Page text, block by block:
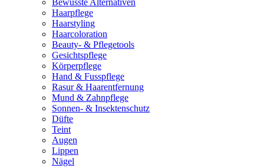
Bewusste Alternativen
Haarpflege
Haarstyling
Haarcoloration
Beauty- & Pflegetools
Gesichtspflege
Körperpflege
Hand & Fusspflege
Rasur & Haarentfernung
Mund & Zahnpflege
Sonnen- & Insektenschutz
Düfte
Teint
Augen
Lippen
Nägel